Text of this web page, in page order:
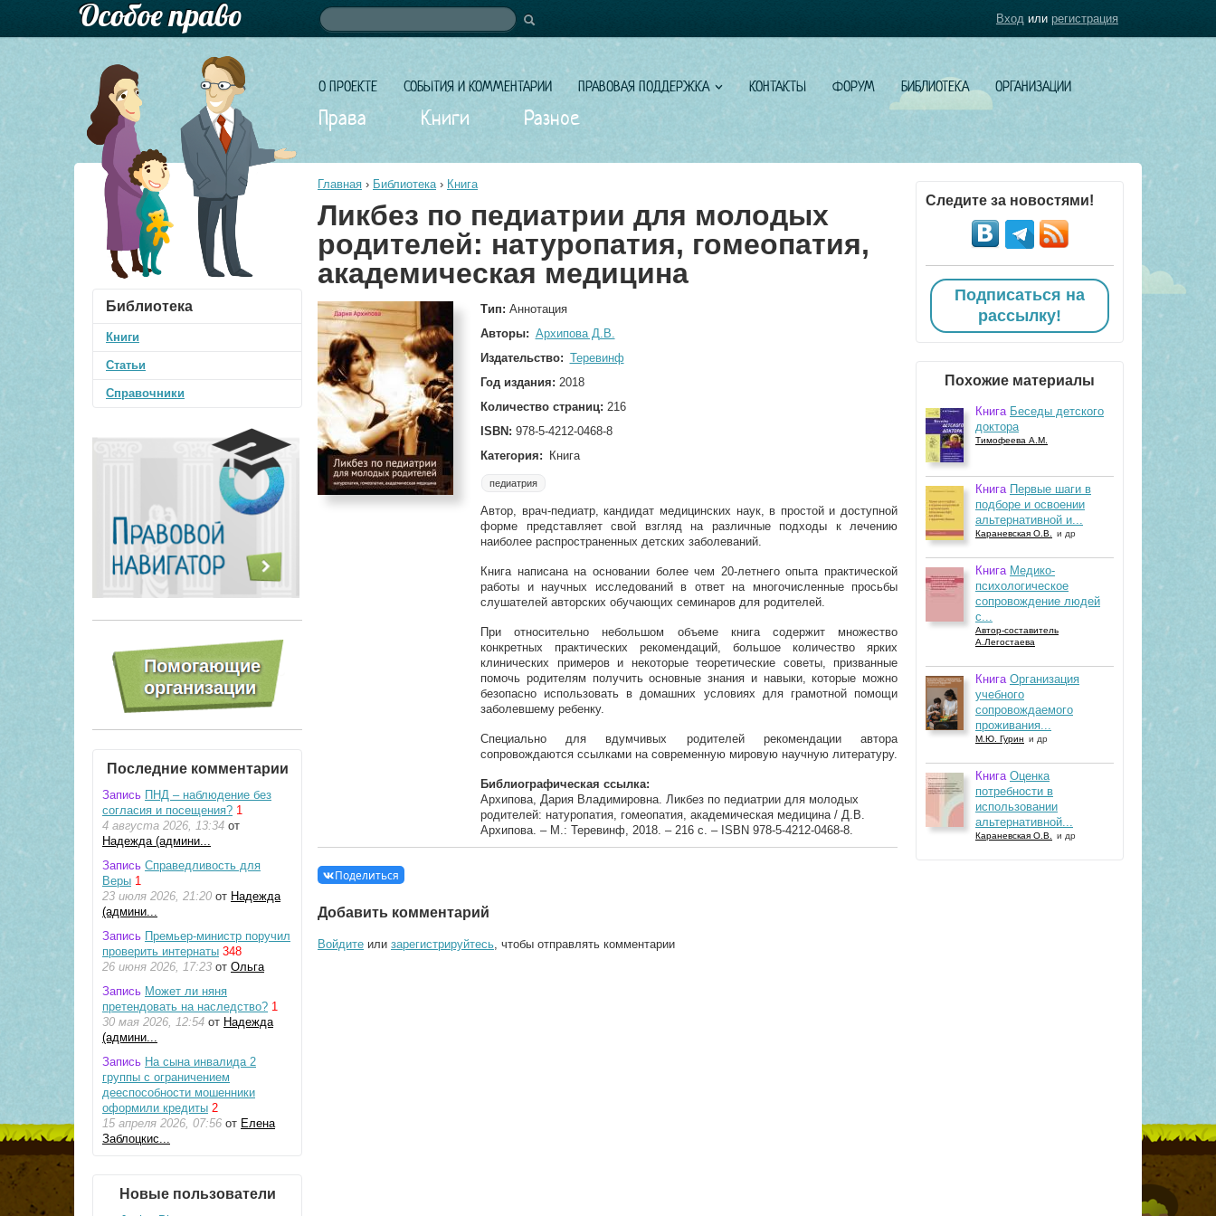
О ПРОЕКТЕ СОБЫТИЯ И КОММЕНТАРИИ ПРАВОВАЯ ПОДДЕРЖКА КОНТАКТЫ ФОРУМ БИБЛИОТЕКА ОРГАНИЗАЦИИ
Права Книги Разное
Форма поиска
Поиск Вход или регистрация
Главная › Библиотека› Книга
Ликбез по педиатрии для молодых
родителей: натуропатия, гомеопатия,
академическая медицина
Тип: Аннотация
Авторы: Архипова Д.В.
Издательство: Теревинф
Год издания: 2018
Количество страниц: 216
ISBN: 978-5-4212-0468-8
Категория:
Книга
педиатрия
Автор, врач-педиатр, кандидат медицинских наук, в простой и доступной
форме представляет свой взгляд на различные подходы к лечению
наиболее распространенных детских заболеваний.
Книга написана на основании более чем 20-летнего опыта практической
работы и научных исследований в ответ на многочисленные просьбы
слушателей авторских обучающих семинаров для родителей.
При относительно небольшом объеме книга содержит множество
конкретных практических рекомендаций, большое количество ярких
клинических примеров и некоторые теоретические советы, призванные
помочь родителям получить основные знания и навыки, которые можно
безопасно использовать в домашних условиях для грамотной помощи
заболевшему ребенку.
Специально для вдумчивых родителей рекомендации автора
сопровождаются ссылками на современную мировую научную литературу.
Библиографическая ссылка:
Архипова, Дария Владимировна. Ликбез по педиатрии для молодых
родителей: натуропатия, гомеопатия, академическая медицина / Д.В.
Архипова. – М.: Теревинф, 2018. – 216 с. – ISBN 978-5-4212-0468-8.
Поделиться
Добавить комментарий
Войдите или зарегистрируйтесь , чтобы отправлять комментарии
Библиотека
Книги
Статьи
Справочники
Последние комментарии
Запись ПНД – наблюдение без
согласия и посещения? 1
4 августа 2026, 13:34 от
Надежда (админи...
Запись Справедливость для
Веры 1
23 июля 2026, 21:20 от Надежда
(админи...
Запись Премьер-министр поручил
проверить интернаты 348
26 июня 2026, 17:23 от Ольга
Запись Может ли няня
претендовать на наследство? 1
30 мая 2026, 12:54 от Надежда
(админи...
Запись На сына инвалида 2
группы с ограничением
дееспособности мошенники
оформили кредиты 2
15 апреля 2026, 07:56 от Елена
Заблоцкис...
Новые пользователи
Следите за новостями!
Подписаться на
рассылку!
Похожие материалы
Книга Беседы детского
доктора
Тимофеева А.М.
Книга Первые шаги в
подборе и освоении
альтернативной и...
Караневская О.В. и др
Книга Медико-
психологическое
сопровождение людей
с...
Автор-составитель
А.Легостаева
Книга Организация
учебного
сопровождаемого
проживания...
М.Ю. Гурин и др
Книга Оценка
потребности в
использовании
альтернативной...
Караневская О.В. и др